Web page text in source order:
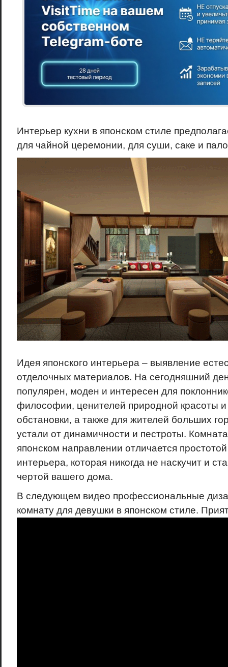
Интерьер кухни в японском стиле
для чайной церемонии, для суши, саке и
Идея японского интерьера – выявление
отделочных материалов. На сегодняшний
популярен, моден и интересен для
философии, ценителей природной красоты
обстановки, а также для жителей больших
устали от динамичности и пестроты.
японском направлении отличается
интерьера, которая никогда не наскучит и
чертой вашего дома.
В следующем видео профессиональные
комнату для девушки в японском стиле.